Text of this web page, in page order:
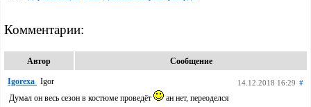
Комментарии:
Автор Сообщение
Igorexa Igor 14.12.2018 16:29 #
Думал он весь сезон в костюме проведёт ан нет, переоделся